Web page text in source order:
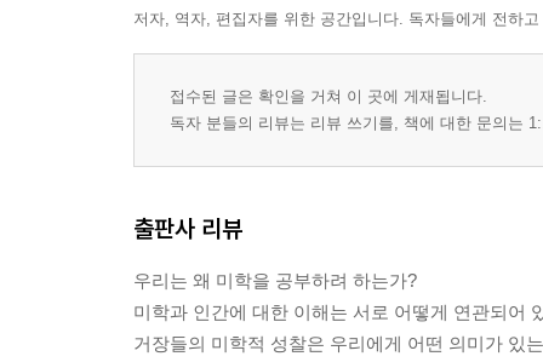
문화적 총체성 속의 예술 | 역사적 예술철학의 시도
14. 피들러 : 예술가의 작업에 대한 명증한 변호
16. 하이데거 : 기술적 사유를 극복하는 예술적 진리
어두운 과거의 사상가 | 현대 철학의 기린아이자
17. 벤야민 : 인간학적 유물론의 미학
역사철학적 이념론과 사유 이미지들의 성좌 | 예술
저자, 역자, 편집자를 위한 공간입니다. 독자들에게 전하
접수된 글은 확인을 거쳐 이 곳에 게재됩니다.
독자 분들의 리뷰는 리뷰 쓰기를, 책에 대한 문의는
출판사 리뷰
우리는 왜 미학을 공부하려 하는가?
미학과 인간에 대한 이해는 서로 어떻게 연관되어
거장들의 미학적 성찰은 우리에게 어떤 의미가 있